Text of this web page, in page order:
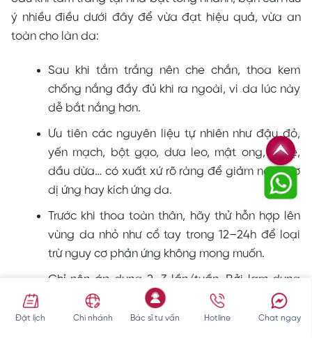
ý nhiều điều dưới đây để vừa đạt hiệu quả, vừa an
toàn cho làn da:
Sau khi tắm trắng nên che chắn, thoa kem
chống nắng đầy đủ khi ra ngoài, vì da lúc này
dễ bắt nắng hơn.
Ưu tiên các nguyên liệu tự nhiên như đậu đỏ,
yến mạch, bột gạo, dưa leo, mật ong, nghệ,
dầu dừa… có xuất xứ rõ ràng để giảm nguy cơ
dị ứng hay kích ứng da.
Trước khi thoa toàn thân, hãy thử hỗn hợp lên
vùng da nhỏ như cổ tay trong 12–24h để loại
trừ nguy cơ phản ứng không mong muốn.
Chỉ nên áp dụng 2–3 lần/tuần. Bởi lạm dụng
có thể khiến da bị bào mòn, mỏng yếu, tăng
nguy cơ kích ứng và bắt nắng.
Đặt lịch Chi nhánh Bác sĩ tư vấn Hotline Chat ngay